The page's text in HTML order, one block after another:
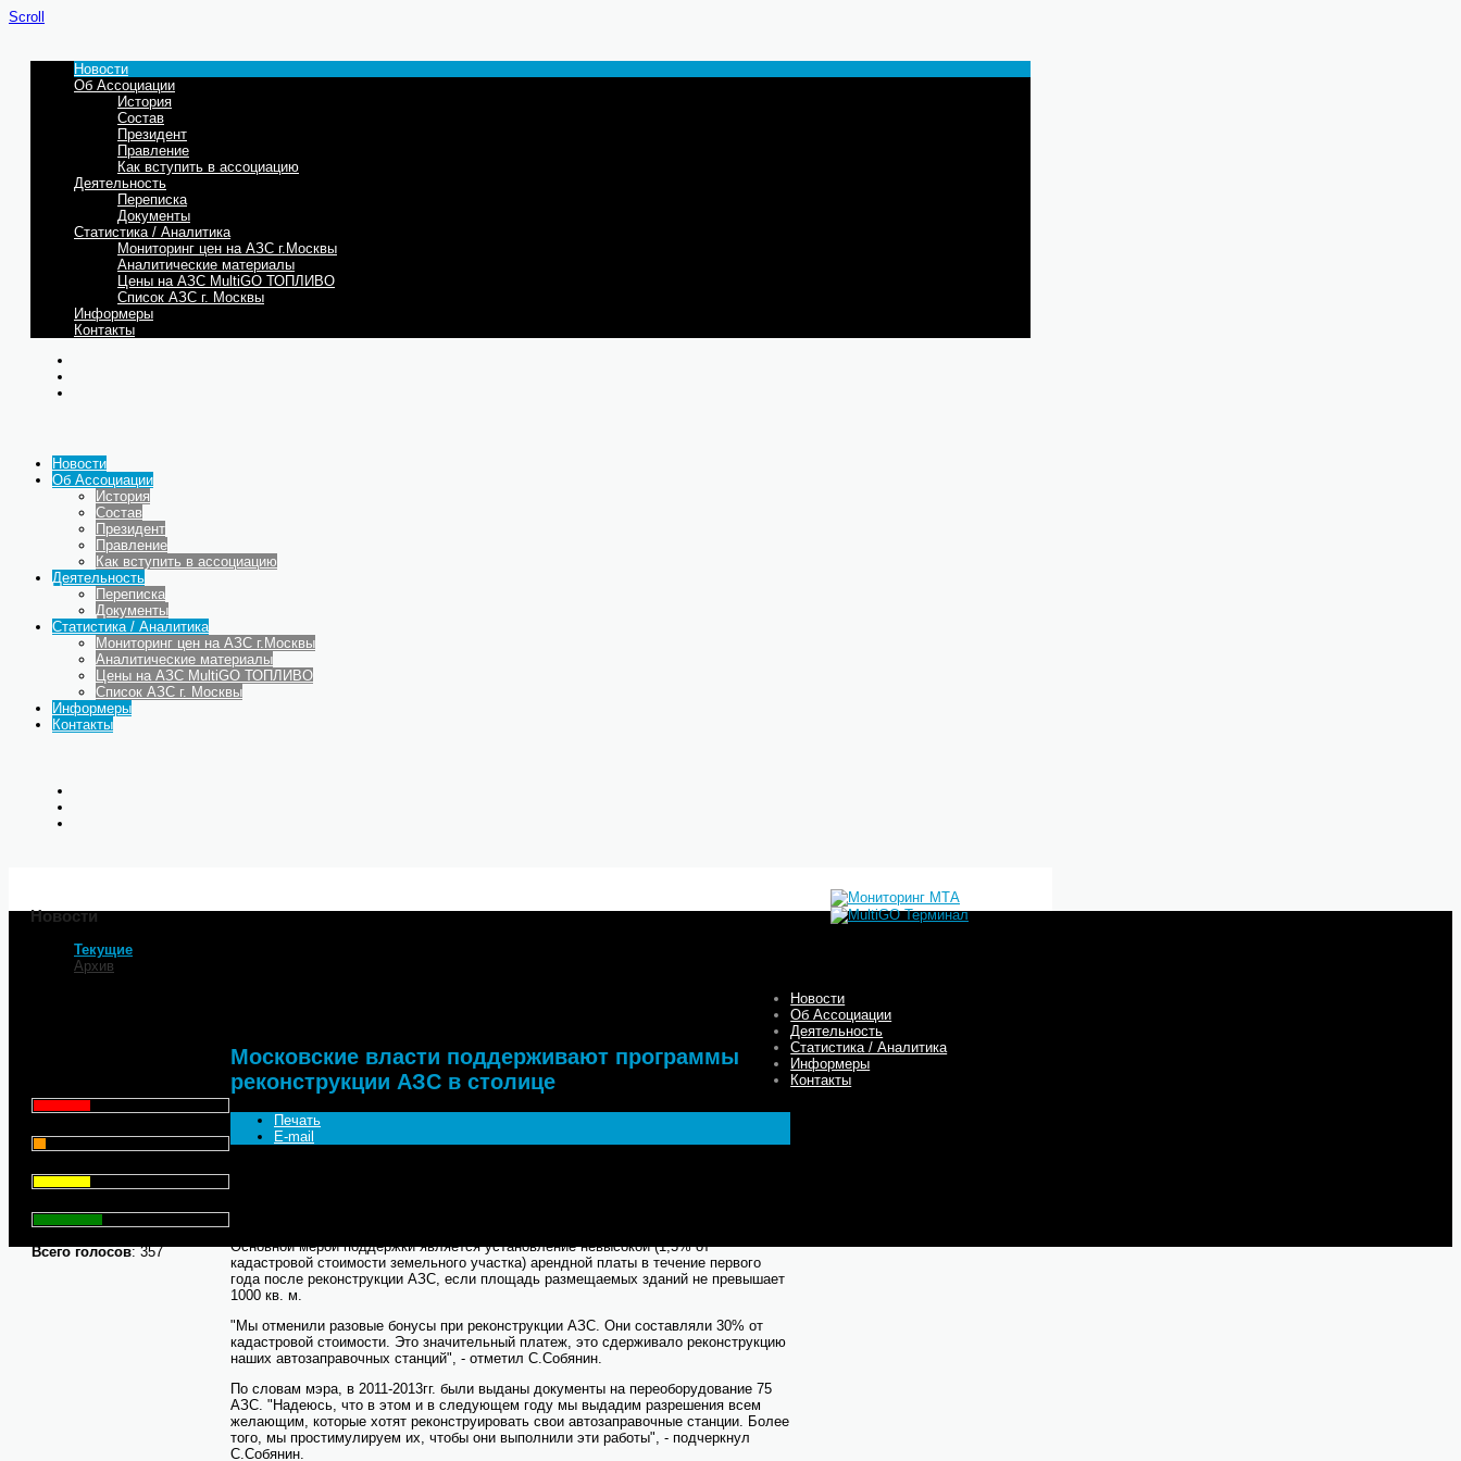
Scroll
Новости
Об Ассоциации
История
Состав
Президент
Правление
Как вступить в ассоциацию
Деятельность
Переписка
Документы
Статистика / Аналитика
Мониторинг цен на АЗС г.Москвы
Аналитические материалы
Цены на АЗС MultiGO ТОПЛИВО
Список АЗС г. Москвы
Информеры
Контакты
Новости
Об Ассоциации
История
Состав
Президент
Правление
Как вступить в ассоциацию
Деятельность
Переписка
Документы
Статистика / Аналитика
Мониторинг цен на АЗС г.Москвы
Аналитические материалы
Цены на АЗС MultiGO ТОПЛИВО
Список АЗС г. Москвы
Информеры
Контакты
Новости
Текущие
Архив
Всего голосов: 357
Московские власти поддерживают программы
реконструкции АЗС в столице
Печать
E-mail
Основной мерой поддержки является установление невысокой (1,5% от
кадастровой стоимости земельного участка) арендной платы в течение первого
года после реконструкции АЗС, если площадь размещаемых зданий не превышает
1000 кв. м.
"Мы отменили разовые бонусы при реконструкции АЗС. Они составляли 30% от
кадастровой стоимости. Это значительный платеж, это сдерживало реконструкцию
наших автозаправочных станций", - отметил С.Собянин.
По словам мэра, в 2011-2013гг. были выданы документы на переоборудование 75
АЗС. "Надеюсь, что в этом и в следующем году мы выдадим разрешения всем
желающим, которые хотят реконструировать свои автозаправочные станции. Более
того, мы простимулируем их, чтобы они выполнили эти работы", - подчеркнул
С.Собянин.
Новости
Об Ассоциации
Деятельность
Статистика / Аналитика
Информеры
Контакты